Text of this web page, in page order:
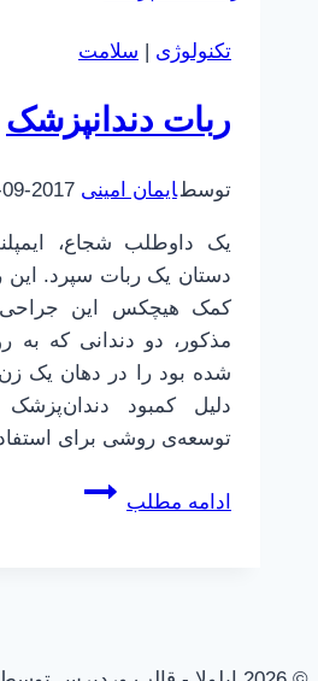
تکنولوژی | سلامت
ربات دندانپزشک
توسطایمان امینی 2017-09-24
یک داوطلب شجاع،
دستان یک ربات سپرد. این
کمک هیچکس این جراحی
شده بود را در دهان یک
دلیل کمبود
توسعه‌ی روشی برای
ادامه مطلب
ربات